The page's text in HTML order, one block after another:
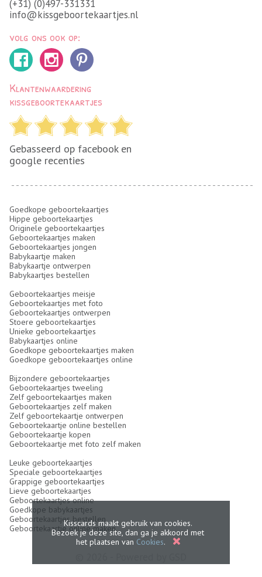
(+31) (0)497-331331
info@kissgeboortekaartjes.nl
volg ons ook op:
Klantenwaardering
kissgeboortekaartjes
Gebasseerd op facebook en
google recenties
Goedkope geboortekaartjes
Hippe geboortekaartjes
Originele geboortekaartjes
Geboortekaartjes maken
Geboortekaartjes jongen
Babykaartje maken
Babykaartje ontwerpen
Babykaartjes bestellen
Geboortekaartjes meisje
Geboortekaartjes met foto
Geboortekaartjes ontwerpen
Stoere geboortekaartjes
Unieke geboortekaartjes
Babykaartjes online
Goedkope geboortekaartjes maken
Goedkope geboortekaartjes online
Bijzondere geboortekaartjes
Geboortekaartjes tweeling
Zelf geboortekaartjes maken
Geboortekaartjes zelf maken
Zelf geboortekaartje ontwerpen
Geboortekaartje online bestellen
Geboortekaartje kopen
Geboortekaartje met foto zelf maken
Leuke geboortekaartjes
Speciale geboortekaartjes
Grappige geboortekaartjes
Lieve geboortekaartjes
Geboortekaartjes online
Goedkope babykaartjes
Geboortekaartjes bestellen
Geboortekaartje online makenKisscards maakt gebruik van cookies.
Bezoek je deze site, dan ga je akkoord met
het plaatsen van Cookies.